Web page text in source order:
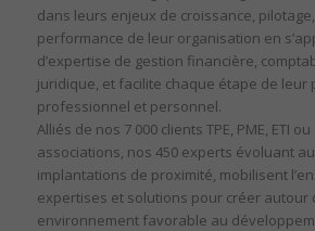
dans leurs enjeux de croissance,
performance de leur organisation en
d’expertise de gestion financière,
juridique, et facilite chaque étape de leur
professionnel et personnel.
Alliés de nos 7 000 clients TPE, PME, ETI
associations, nos 450 experts évoluant
implantations de proximité, mobilisent
expertises et solutions pour créer autour
environnement favorable au